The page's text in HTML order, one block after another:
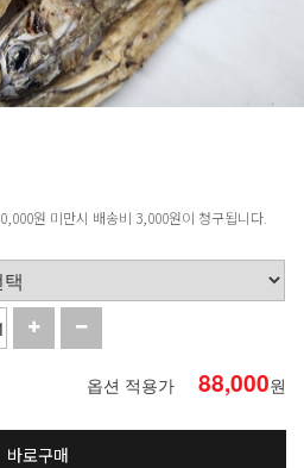
원 미만시 배송비 3,000원이 청구됩니다.
옵션 적용가 88,000원
바로구매